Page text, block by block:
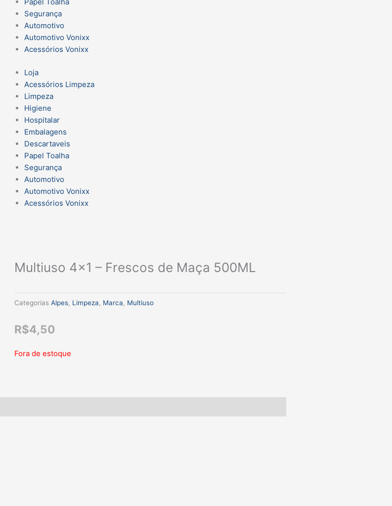
Segurança
Automotivo
Automotivo Vonixx
Acessórios Vonixx
Loja
Acessórios Limpeza
Limpeza
Higiene
Hospitalar
Embalagens
Descartaveis
Papel Toalha
Segurança
Automotivo
Automotivo Vonixx
Acessórios Vonixx
Multiuso 4×1 – Frescos de Maça 500ML
Categorias Alpes, Limpeza, Marca, Multiuso
R$4,50
Fora de estoque